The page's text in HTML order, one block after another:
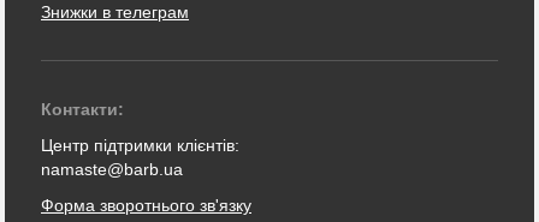
Знижки в телеграм
Контакти:
Центр підтримки клієнтів:
namaste@barb.ua
Форма зворотнього зв'язку